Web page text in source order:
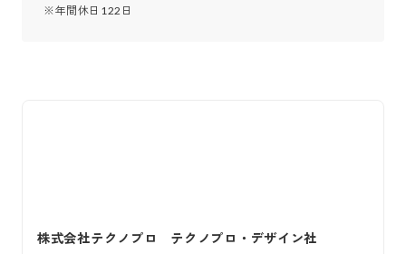
※年間休日122日
株式会社テクノプロ テクノプロ・デザイン社